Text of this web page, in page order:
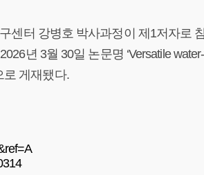
센터 강병호 박사과정이 제1저자로
년 3월 30일 논문명 ‘Versatile
로 게재됐다.